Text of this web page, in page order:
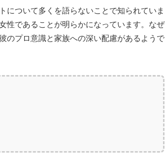
について多くを語らないことで知られていま
性であることが明らかになっています。なぜ
のプロ意識と家族への深い配慮があるようで